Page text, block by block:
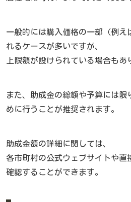
一般的には購入価格の一部（例え
れるケースが多いですが、
上限額が設けられている場合もあ
また、助成金の総額や予算には限
めに行うことが推奨されます。
助成金額の詳細に関しては、
各市町村の公式ウェブサイトや直
確認することができます。